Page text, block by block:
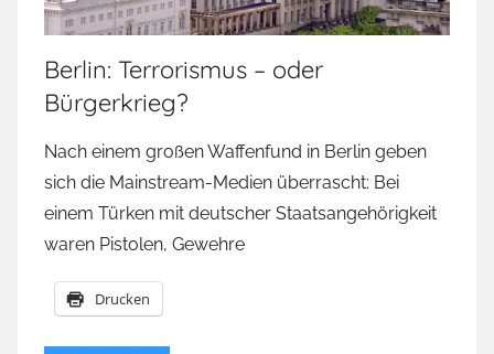
Berlin: Terrorismus – oder
Bürgerkrieg?
Nach einem großen Waffenfund in Berlin geben
sich die Mainstream-Medien überrascht: Bei
einem Türken mit deutscher Staatsangehörigkeit
waren Pistolen, Gewehre
Drucken